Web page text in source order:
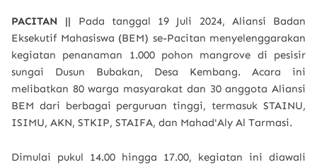
PACITAN || Pada tanggal 19 Juli 2024, Aliansi Badan
Eksekutif Mahasiswa (BEM) se-Pacitan menyelenggarakan
kegiatan penanaman 1.000 pohon mangrove di pesisir
sungai Dusun Bubakan, Desa Kembang. Acara ini
melibatkan 80 warga masyarakat dan 30 anggota Aliansi
BEM dari berbagai perguruan tinggi, termasuk STAINU,
ISIMU, AKN, STKIP, STAIFA, dan Mahad'Aly Al Tarmasi.
Dimulai pukul 14.00 hingga 17.00, kegiatan ini diawali